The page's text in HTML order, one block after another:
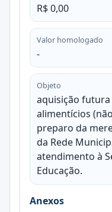
R$ 0,00
Valor homologado
-
Objeto
aquisição
alimentícios
preparo da
da Rede
atendimento à
Educação.
Anexos